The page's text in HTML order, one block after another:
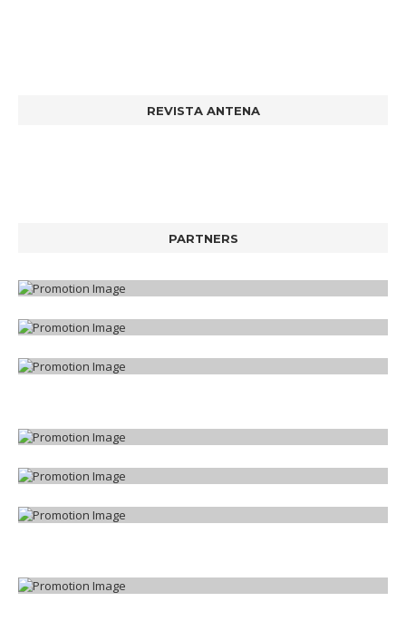
REVISTA ANTENA
PARTNERS